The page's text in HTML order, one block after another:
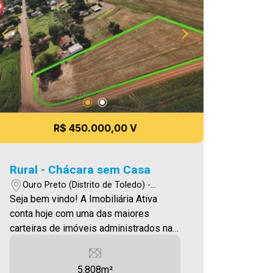
de familiares, hóspedes ou até mesmo
para renda com locação. Diferenciais da
Propriedade - Localizada no Distrito de
Vila Ipiranga, em Toledo/PR; - Diversas
árvores frutíferas produzindo; - Espaço
destinado à criação de animais, como
porcos e galinhas; - Terreno amplo com
piscina, quiosque, campo de futebol ou
tranquilo, cercado pela natureza e com
excelente aproveitamento do espaço; -
Ideal para moradia, lazer de fim de
semana ou pequena produção rural.
Uma propriedade versátil, que reúne
conforto, espaço e qualidade de vida
para toda a família. A Imobiliária Ativa
possui hoje uma das maiores carteiras
R$ 450.000,00 V
Rural - Chácara sem Casa
Ouro Preto (Distrito de Toledo) -
Toledo/PR
Seja bem vindo! A Imobiliária Ativa
conta hoje com uma das maiores
carteiras de imóveis administrados na
venda. Confira mais uma de nossas
5.808m²